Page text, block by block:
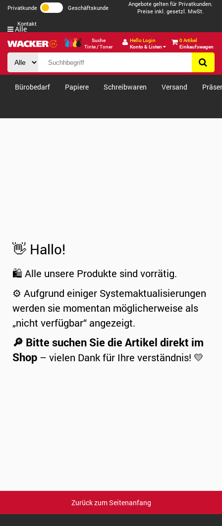
Privatkunde Geschäftskunde
Angebote gelten für Privatkunden.
Preise inkl. gesetzl. MwSt.
Kontakt
Suche
Tinte / Toner
Hello Login
Konto & Listen
0 Artikel
Einkaufswagen
Alle
Bürobedarf Papiere Schreibwaren Versand
👋 Hallo!
🛍️ Alle unsere Produkte sind vorrätig.
⚙️ Aufgrund einiger Systemaktualisierungen
werden sie momentan möglicherweise als
„nicht verfügbar“ angezeigt.
🔎 Bitte suchen Sie die Artikel direkt im
Shop – vielen Dank für Ihre verständnis! 💛
Zurück zum Seitenanfang